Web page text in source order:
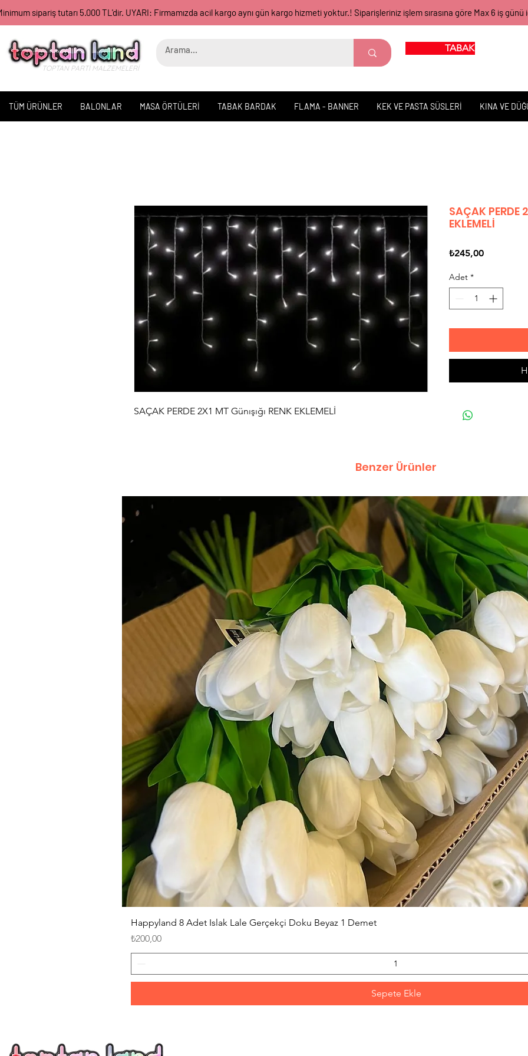
sipariş tutarı 5.000 TL'dir. UYARI: Firmamızda acil kargo aynı gün kargo hizmeti yoktur.! Siparişleriniz işlem sırasına göre Max 6 iş
TOPTAN PARTİ MALZEMELERİ
TABAK BARDAK
TÜM ÜRÜNLER BALONLAR MASA ÖRTÜLERİ TABAK BARDAK FLAMA - BANNER KEK VE PASTA SÜSLERİ KINA VE
SAÇAK PERDE 2X1 MT Günışığı RENK EKLEMELİ
SAÇAK PERDE
EKLEMELİ
₺245,00Fiyat
Adet *
Benzer Ürünler
Happyland 8 Adet Islak Lale Gerçekçi Doku Beyaz 1 Demet
Fiyat
₺200,00
Sepete Ekle